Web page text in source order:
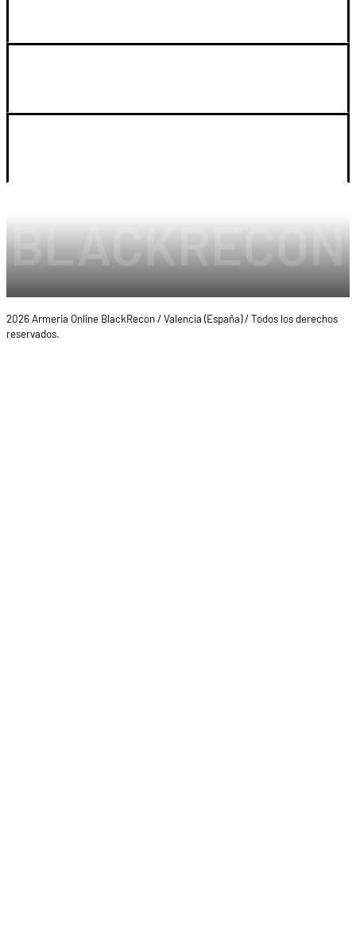
2026 Armeria Online BlackRecon / Valencia (España) / Todos los derechos
reservados.